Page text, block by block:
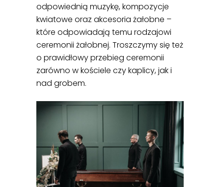
odpowiednią muzykę, kompozycje
kwiatowe oraz akcesoria żałobne –
które odpowiadają temu rodzajowi
ceremonii żałobnej. Troszczymy się też
o prawidłowy przebieg ceremonii
zarówno w kościele czy kaplicy, jak i
nad grobem.